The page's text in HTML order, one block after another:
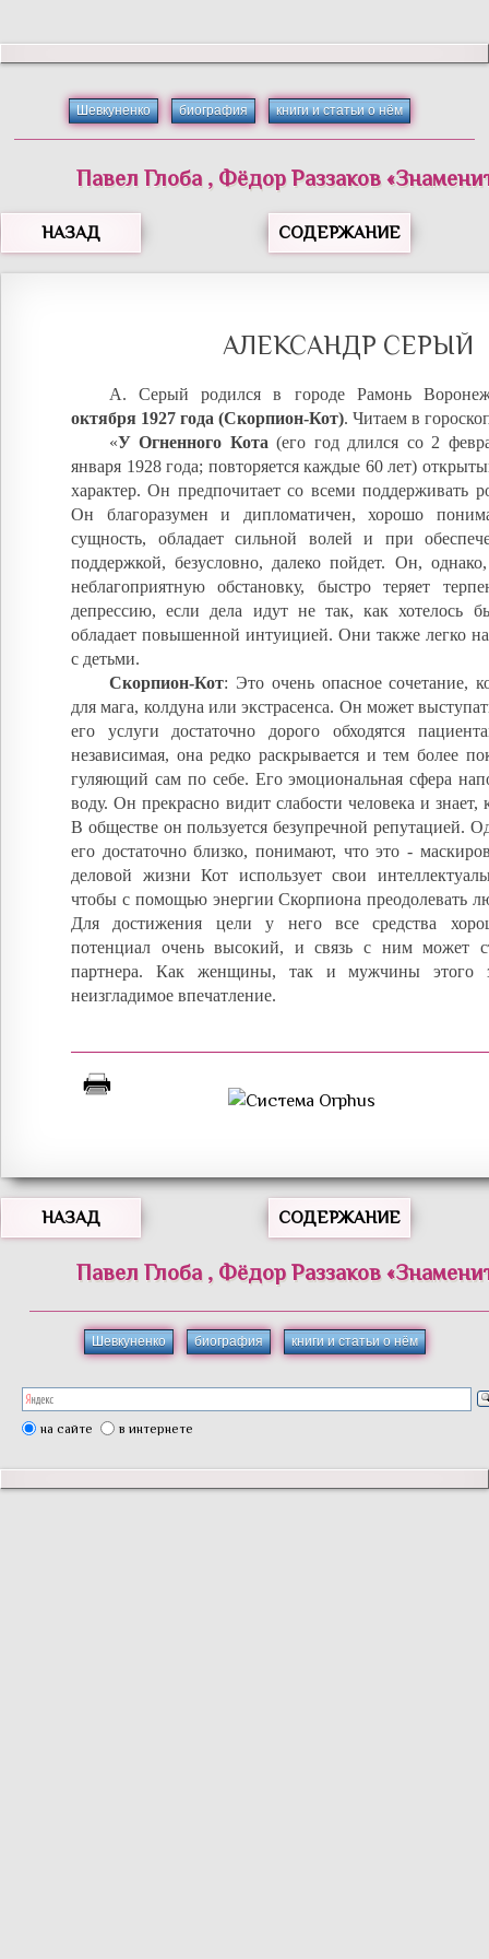
Шевкуненко биография книги и статьи о нём
Павел Глоба , Фёдор Раззаков«
НАЗАД СОДЕРЖАНИЕ
АЛЕКСАНДР СЕРЫЙ
А. Серый родился в городе Рамонь
октября 1927 года (Скорпион-Кот). Читаем в
«У Огненного Кота (его год длился со 2
января 1928 года; повторяется каждые 60 лет)
характер. Он предпочитает со всеми поддерживать
Он благоразумен и дипломатичен, хорошо
сущность, обладает сильной волей и при
поддержкой, безусловно, далеко пойдет. Он,
неблагоприятную обстановку, быстро теряет
депрессию, если дела идут не так, как хотелось
обладает повышенной интуицией. Они также легко
с детьми.
Скорпион-Кот: Это очень опасное сочетание,
для мага, колдуна или экстрасенса. Он может
его услуги достаточно дорого обходятся
независимая, она редко раскрывается и тем более
гуляющий сам по себе. Его эмоциональная сфера
воду. Он прекрасно видит слабости человека и знает,
В обществе он пользуется безупречной репутацией.
его достаточно близко, понимают, что это -
деловой жизни Кот использует свои
чтобы с помощью энергии Скорпиона преодолевать
Для достижения цели у него все средства
потенциал очень высокий, и связь с ним может
партнера. Как женщины, так и мужчины этого
неизгладимое впечатление.
НАЗАД СОДЕРЖАНИЕ
Павел Глоба , Фёдор Раззаков«
Шевкуненко биография книги и статьи о нём
на сайте в интернете